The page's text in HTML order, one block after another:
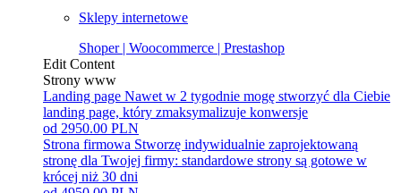
Sklepy internetowe
Shoper | Woocommerce | Prestashop
Edit Content
Strony www
Landing page Nawet w 2 tygodnie mogę stworzyć dla Ciebie
landing page, który zmaksymalizuje konwersje
od 2950.00 PLN
Strona firmowa Stworzę indywidualnie zaprojektowaną
stronę dla Twojej firmy: standardowe strony są gotowe w
krócej niż 30 dni